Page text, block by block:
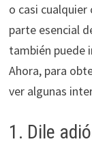
o casi cualquier
parte esencial
también puede
Ahora, para
ver algunas
1. Dile